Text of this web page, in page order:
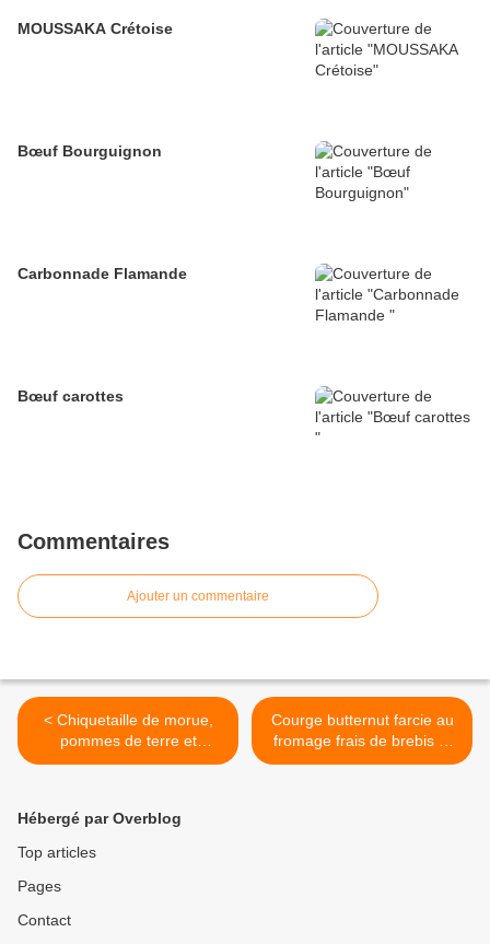
MOUSSAKA Crétoise
Bœuf Bourguignon
Carbonnade Flamande
Bœuf carottes
Commentaires
Ajouter un commentaire
< Chiquetaille de morue,
pommes de terre et
poireaux braisés
Courge butternut farcie au
fromage frais de brebis et
poitrine gratinée au four >
Hébergé par Overblog
Top articles
Pages
Contact